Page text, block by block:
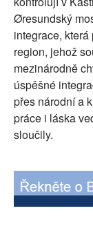
Øresundský
integrace,
region, jehož
mezinárodně
úspěšné
přes národní a
práce i láska
sloučily.